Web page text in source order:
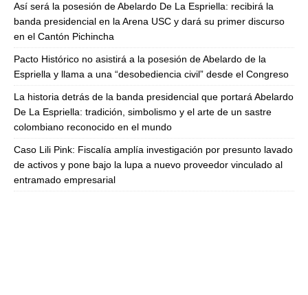
Así será la posesión de Abelardo De La Espriella: recibirá la
banda presidencial en la Arena USC y dará su primer discurso
en el Cantón Pichincha
Pacto Histórico no asistirá a la posesión de Abelardo de la
Espriella y llama a una “desobediencia civil” desde el Congreso
La historia detrás de la banda presidencial que portará Abelardo
De La Espriella: tradición, simbolismo y el arte de un sastre
colombiano reconocido en el mundo
Caso Lili Pink: Fiscalía amplía investigación por presunto lavado
de activos y pone bajo la lupa a nuevo proveedor vinculado al
entramado empresarial